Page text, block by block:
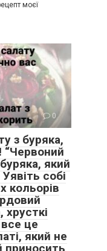
моєї
0
з буряка,
“Червоний
який
собі
кольорів
хрусткі
це
який не